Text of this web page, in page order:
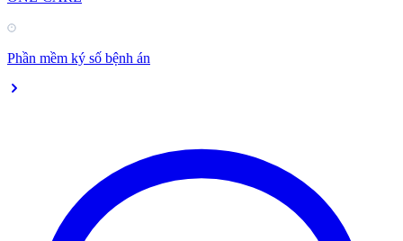
Phần mềm ký số bệnh án